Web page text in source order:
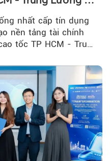
nhất cấp tín dụng
nền tảng tài chính
tốc TP HCM - Trung
sông Cửu Long.